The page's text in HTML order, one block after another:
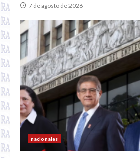
7 de agosto de 2026
nacionales